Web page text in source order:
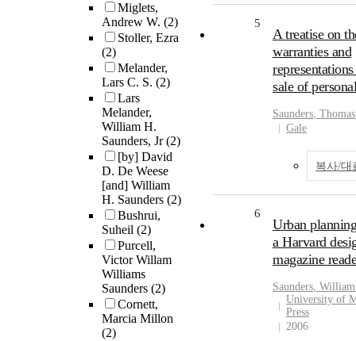
Miglets,
Andrew W. (2)
Stoller, Ezra
(2)
Melander,
Lars C. S. (2)
Lars
Melander,
William H.
Saunders, Jr(2)
[by] David
D. De Weese
[and] William
H. Saunders (2)
Bushrui,
Suheil (2)
Purcell,
Victor Willam
Williams
Saunders (2)
Cornett,
Marcia Millon
(2)
5
A treatise on
warranties and
sale of
Saunders,
Gale
복사/대
6
Urban
a Harvard
magazine
Saunders, William
University of
Press
2006